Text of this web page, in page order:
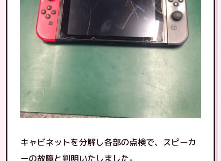
キャビネットを分解し各部の点検で、スピーカ
ーの故障と判明いたしました。